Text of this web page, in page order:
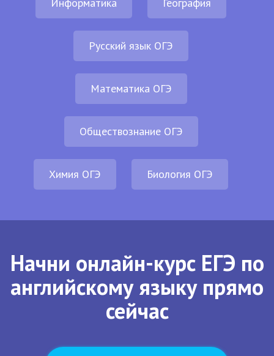
Русский язык ОГЭ
Математика ОГЭ
Обществознание ОГЭ
Химия ОГЭ Биология ОГЭ
Начни онлайн-курс ЕГЭ по
английскому языку прямо
сейчас